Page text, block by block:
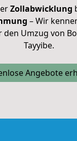
Zollabwicklung
– Wir
den Umzug von
Tayyibe.
Angebote